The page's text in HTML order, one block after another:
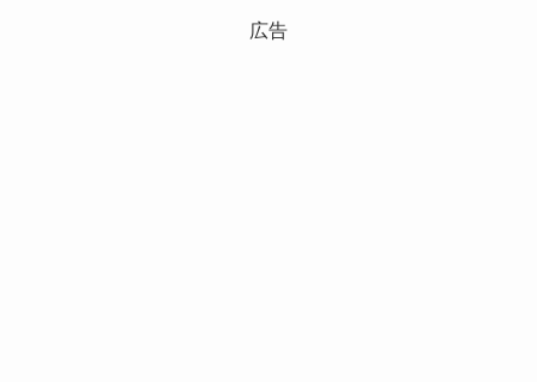
Audibleが気になっていても、
広告